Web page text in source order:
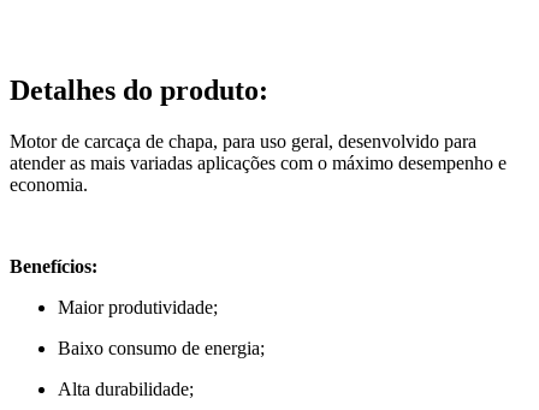
Detalhes do produto:
Motor de carcaça de chapa, para uso geral, desenvolvido para
atender as mais variadas aplicações com o máximo desempenho e
economia.
Benefícios:
Maior produtividade;
Baixo consumo de energia;
Alta durabilidade;